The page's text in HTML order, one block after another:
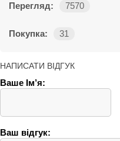
Перегляд: 7570
Покупка: 31
НАПИСАТИ ВІДГУК
Ваше Ім’я:
Ваш відгук: